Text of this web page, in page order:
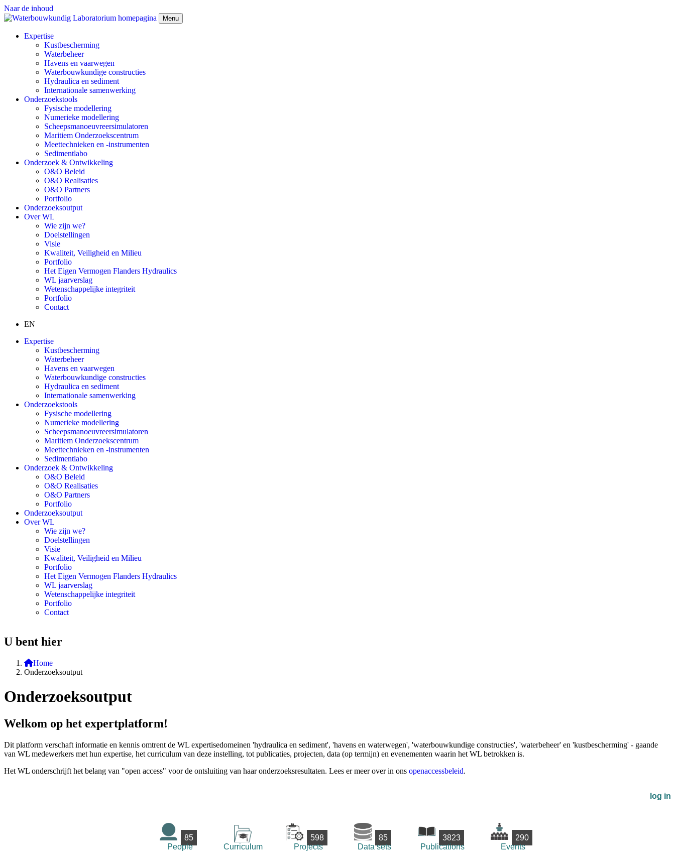
Naar de inhoud
Menu
Expertise
Kustbescherming
Waterbeheer
Havens en vaarwegen
Waterbouwkundige constructies
Hydraulica en sediment
Internationale samenwerking
Onderzoekstools
Fysische modellering
Numerieke modellering
Scheepsmanoeuvreersimulatoren
Maritiem Onderzoekscentrum
Meettechnieken en -instrumenten
Sedimentlabo
Onderzoek & Ontwikkeling
O&O Beleid
O&O Realisaties
O&O Partners
Portfolio
Onderzoeksoutput
Over WL
Wie zijn we?
Doelstellingen
Visie
Kwaliteit, Veiligheid en Milieu
Portfolio
Het Eigen Vermogen Flanders Hydraulics
WL jaarverslag
Wetenschappelijke integriteit
Portfolio
Contact
EN
Expertise
Kustbescherming
Waterbeheer
Havens en vaarwegen
Waterbouwkundige constructies
Hydraulica en sediment
Internationale samenwerking
Onderzoekstools
Fysische modellering
Numerieke modellering
Scheepsmanoeuvreersimulatoren
Maritiem Onderzoekscentrum
Meettechnieken en -instrumenten
Sedimentlabo
Onderzoek & Ontwikkeling
O&O Beleid
O&O Realisaties
O&O Partners
Portfolio
Onderzoeksoutput
Over WL
Wie zijn we?
Doelstellingen
Visie
Kwaliteit, Veiligheid en Milieu
Portfolio
Het Eigen Vermogen Flanders Hydraulics
WL jaarverslag
Wetenschappelijke integriteit
Portfolio
Contact
U bent hier
Home
Onderzoeksoutput
Onderzoeksoutput
Welkom op het expertplatform!
Dit platform verschaft informatie en kennis omtrent de WL expertisedomeinen 'hydraulica en sediment', 'havens en waterwegen', 'waterbouwkundige constructies', 'waterbeheer' en 'kustbescherming' - gaande
van WL medewerkers met hun expertise, het curriculum van deze instelling, tot publicaties, projecten, data (op termijn) en evenementen waarin het WL betrokken is.
Het WL onderschrijft het belang van "open access" voor de ontsluiting van haar onderzoeksresultaten. Lees er meer over in ons openaccessbeleid.
log in
85
People
Curriculum
598
Projects
85
Data sets
3823
Publications
290
Events